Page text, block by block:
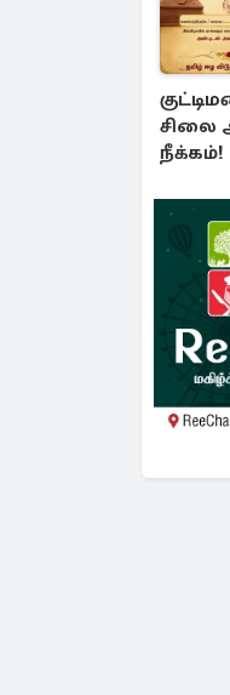
சிலை
நீக்கம்!